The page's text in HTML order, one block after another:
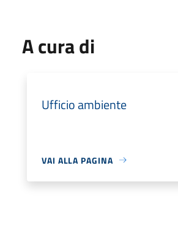
A cura di
Ufficio ambiente
VAI ALLA PAGINA